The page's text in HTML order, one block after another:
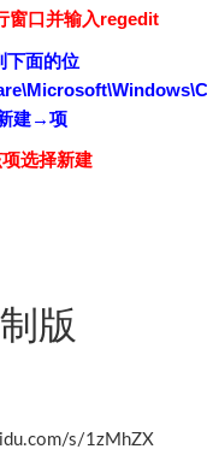
窗口并输入regedit
下面的位
建→项
选择新建
版
s/1zMhZX